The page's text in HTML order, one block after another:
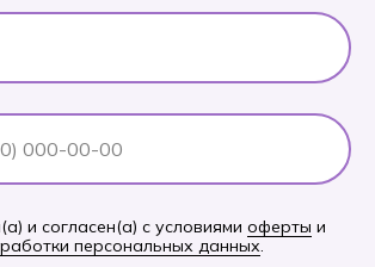
и согласен(а) с условиями оферты и
персональных данных